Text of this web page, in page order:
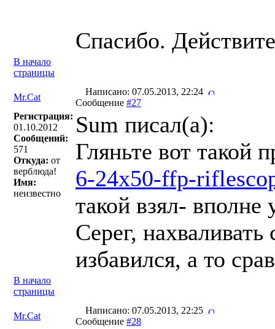
Спасибо.
В начало
страницы
Mr.Cat
Написано: 07.05.2013, 22:24
Сообщение #27
Регистрация:
01.10.2012
Сообщений:
571
Откуда: от
верблюда!
Имя:
неизвестно
Sum писал(a):
Гляньте вот такой
6-24x50-ffp-
такой взял-
Серег,
избавился, а то
В начало
страницы
Mr.Cat
Написано: 07.05.2013, 22:25
Сообщение #28